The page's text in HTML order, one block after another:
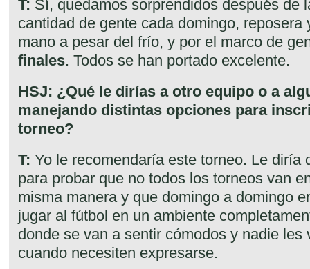
T: Sí, quedamos sorprendidos después de
cantidad de gente cada domingo, reposera
mano a pesar del frío, y por el marco de
finales. Todos se han portado excelente.
HSJ: ¿Qué le dirías a otro equipo o a
manejando distintas opciones para
torneo?
T: Yo le recomendaría este torneo. Le diría
para probar que no todos los torneos van
misma manera y que domingo a domingo
jugar al fútbol en un ambiente
donde se van a sentir cómodos y nadie les
cuando necesiten expresarse.